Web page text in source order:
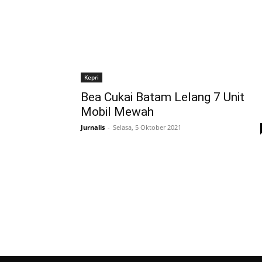
Kepri
Bea Cukai Batam Lelang 7 Unit
Mobil Mewah
Jurnalis - Selasa, 5 Oktober 2021